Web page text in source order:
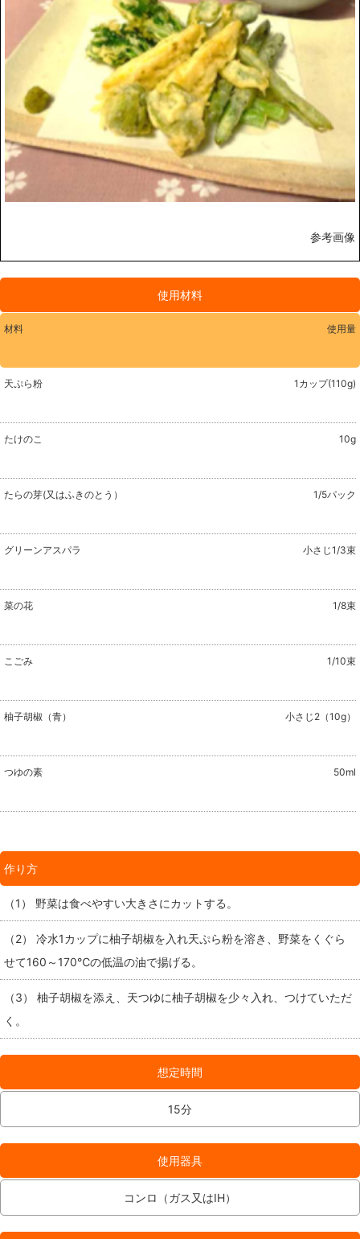
参考画像
使用材料
材料 使用量
天ぷら粉 1カップ(110g)
たけのこ 10g
たらの芽(又はふきのとう） 1/5パック
グリーンアスパラ 小さじ1/3束
菜の花 1/8束
こごみ 1/10束
柚子胡椒（青） 小さじ2（10g）
つゆの素 50ml
作り方
（1） 野菜は食べやすい大きさにカットする。
（2） 冷水1カップに柚子胡椒を入れ天ぷら粉を溶き、野菜をくぐら
せて160～170℃の低温の油で揚げる。
（3） 柚子胡椒を添え、天つゆに柚子胡椒を少々入れ、つけていただ
く。
想定時間
15分
使用器具
コンロ（ガス又はIH）